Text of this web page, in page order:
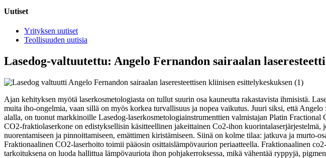
Uutiset
Yrityksen uutiset
Teollisuuden uutisia
Lasedog-valtuutettu: Angelo Fernandon sairaalan
Ajan kehityksen myötä laserkosmetologiasta on tullut suurin osa kauneutta rakastavista ihmisistä.
muita iho-ongelmia, vaan sillä on myös korkea turvallisuus ja nopea vaikutus. Juuri siksi, että
alalla, on tuonut markkinoille Lasedog-laserkosmetologiainstrumenttien valmistajan Platin Fractional
CO2-fraktiolaserkone on edistyksellisin käsitteellinen jakeittainen Co2-ihon
nuorentamiseen ja pinnoittamiseen, emättimen kiristämiseen. Siinä on kolme tilaa: jatkuva ja murto-
Fraktionaalinen CO2-laserhoito toimii pääosin osittaislämpövaurion periaatteella. Fraktionaalinen
tarkoituksena on luoda hallittua lämpövauriota ihon pohjakerroksessa, mikä vähentää ryppyjä,